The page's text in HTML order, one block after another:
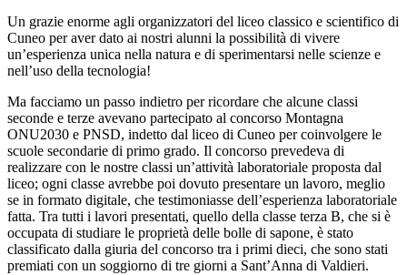
Un grazie enorme agli organizzatori del liceo classico e scientifico di
Cuneo per aver dato ai nostri alunni la possibilità di vivere
un’esperienza unica nella natura e di sperimentarsi nelle scienze e
nell’uso della tecnologia!
Ma facciamo un passo indietro per ricordare che alcune classi
seconde e terze avevano partecipato al concorso Montagna
ONU2030 e PNSD, indetto dal liceo di Cuneo per coinvolgere le
scuole secondarie di primo grado. Il concorso prevedeva di
realizzare con le nostre classi un’attività laboratoriale proposta dal
liceo; ogni classe avrebbe poi dovuto presentare un lavoro, meglio
se in formato digitale, che testimoniasse dell’esperienza laboratoriale
fatta. Tra tutti i lavori presentati, quello della classe terza B, che si è
occupata di studiare le proprietà delle bolle di sapone, è stato
classificato dalla giuria del concorso tra i primi dieci, che sono stati
premiati con un soggiorno di tre giorni a Sant’Anna di Valdieri.